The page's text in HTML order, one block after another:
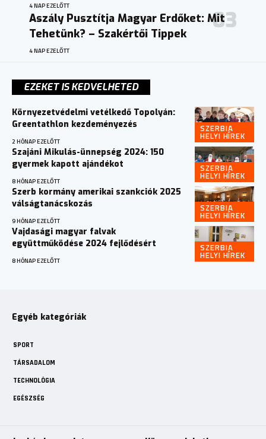
4 NAP EZELŐTT
Aszály Pusztítja Magyar Erdőket: Mit
Tehetünk? – Szakértői Tippek
4 NAP EZELŐTT
EZEKET IS KEDVELHETED
SZERBIA
HELYI HÍREK
Környezetvédelmi vetélkedő Topolyán:
Greentathlon kezdeményezés
2 HÓNAP EZELŐTT
SZERBIA
HELYI HÍREK
Szajáni Mikulás-ünnepség 2024: 150
gyermek kapott ajándékot
8 HÓNAP EZELŐTT
SZERBIA
HELYI HÍREK
Szerb kormány amerikai szankciók 2025
válságtanácskozás
9 HÓNAP EZELŐTT
SZERBIA
HELYI HÍREK
Vajdasági magyar falvak
együttműködése 2024 fejlődésért
8 HÓNAP EZELŐTT
Egyéb kategóriák
SPORT
TÁRSADALOM
TECHNOLÓGIA
EGÉSZSÉG